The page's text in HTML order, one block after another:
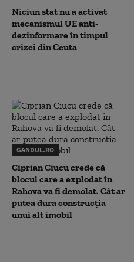
Niciun stat nu a activat
mecanismul UE anti-
dezinformare în timpul
crizei din Ceuta
GANDUL.RO
Ciprian Ciucu crede că
blocul care a explodat în
Rahova va fi demolat. Cât ar
putea dura construcția
unui alt imobil